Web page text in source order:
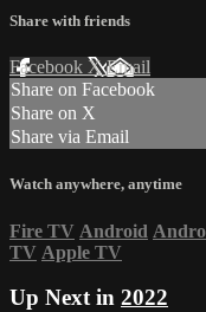
Share with friends
Facebook XEmail
Share on Facebook
Share on X
Share via Email
Watch anywhere, anytime
Fire TV Android
TV Apple TV
Up Next in 2022